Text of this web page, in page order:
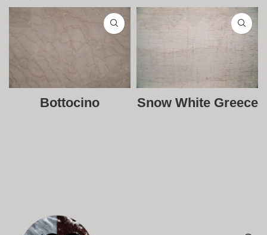
Bottocino Snow White Greece